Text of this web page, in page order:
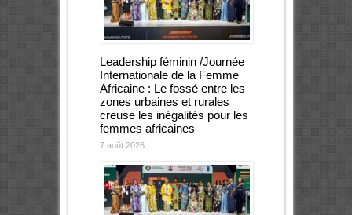
Leadership féminin /Journée
Internationale de la Femme
Africaine : Le fossé entre les
zones urbaines et rurales
creuse les inégalités pour les
femmes africaines
7 août 2026